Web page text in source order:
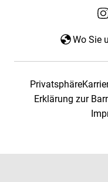
Wo Sie
Privatsphäre
Erklärung zur